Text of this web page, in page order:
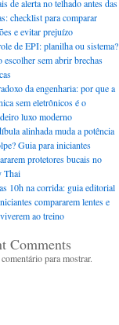
de alerta no telhado antes das
checklist para comparar
e evitar prejuízo
de EPI: planilha ou sistema?
escolher sem abrir brechas
da engenharia: por que a
sem eletrônicos é o
luxo moderno
alinhada muda a potência
Guia para iniciantes
protetores bucais no
Thai
10h na corrida: guia editorial
compararem lentes e
ao treino
Comments
para mostrar.